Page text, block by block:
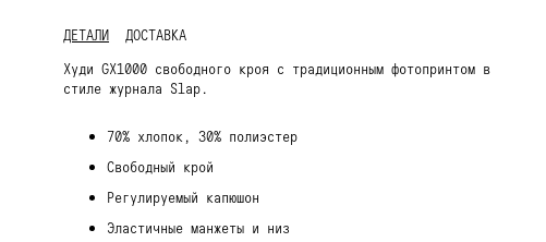
ДЕТАЛИ
ДОСТАВКА
Худи GX1000 свободного кроя с традиционным фотопринтом в
стиле журнала Slap.
70% хлопок, 30% полиэстер
Свободный крой
Регулируемый капюшон
Эластичные манжеты и низ